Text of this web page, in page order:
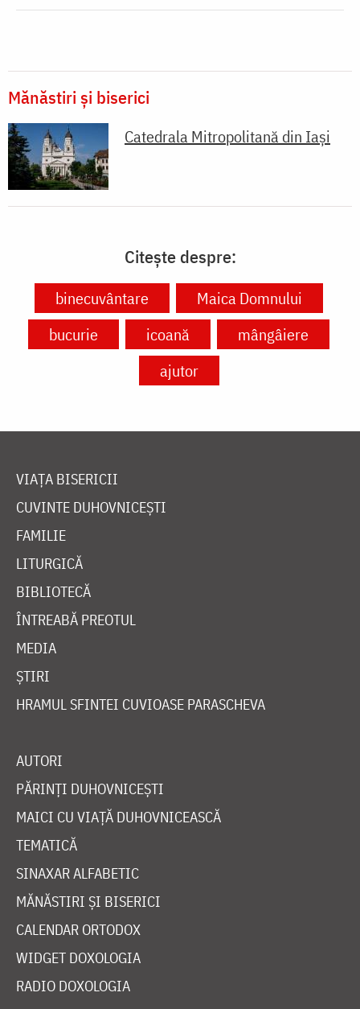
Mănăstiri și biserici
Catedrala Mitropolitană din Iaşi
Citește despre:
binecuvântare
Maica Domnului
bucurie
icoană
mângâiere
ajutor
VIAȚA BISERICII
CUVINTE DUHOVNICEȘTI
FAMILIE
LITURGICĂ
BIBLIOTECĂ
ÎNTREABĂ PREOTUL
MEDIA
ȘTIRI
HRAMUL SFINTEI CUVIOASE PARASCHEVA
AUTORI
PĂRINȚI DUHOVNICEȘTI
MAICI CU VIAȚĂ DUHOVNICEASCĂ
TEMATICĂ
SINAXAR ALFABETIC
MĂNĂSTIRI ȘI BISERICI
CALENDAR ORTODOX
WIDGET DOXOLOGIA
RADIO DOXOLOGIA